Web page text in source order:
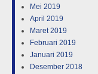
Mei 2019
April 2019
Maret 2019
Februari 2019
Januari 2019
Desember 2018